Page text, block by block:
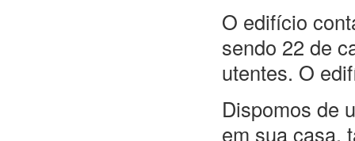
O edifício
sendo 22 de
utentes. O
Dispomos de
em sua casa,